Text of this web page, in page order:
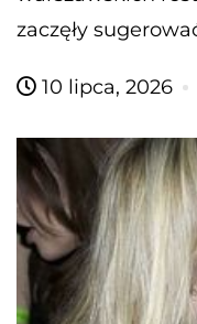
zaczęły
10 lipca, 2026